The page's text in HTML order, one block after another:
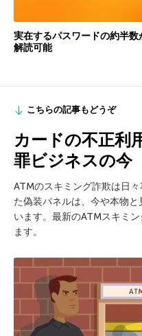
実在するパスワードの約半数
解読可能
こちらの記事もどうぞ
カードの不正利
罪ビジネスの今
ATMのスキミング詐欺は日
た偽装パネルは、今や本物
います。最新のATMスキミ
ます。